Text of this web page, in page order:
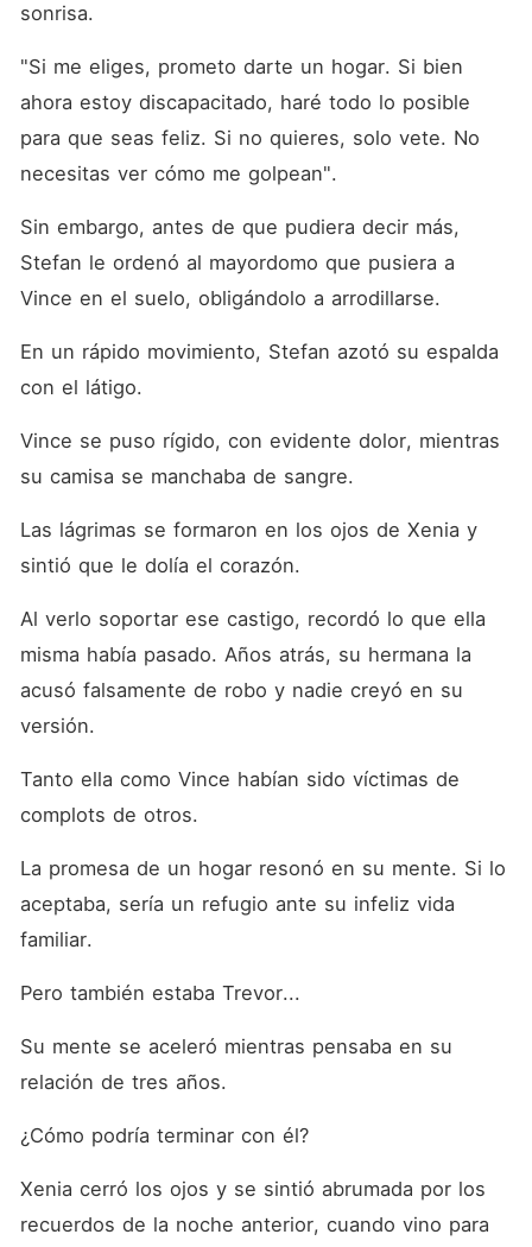
sonrisa.
"Si me eliges, prometo darte un hogar. Si bien
ahora estoy discapacitado, haré todo lo posible
para que seas feliz. Si no quieres, solo vete. No
necesitas ver cómo me golpean".
Sin embargo, antes de que pudiera decir más,
Stefan le ordenó al mayordomo que pusiera a
Vince en el suelo, obligándolo a arrodillarse.
En un rápido movimiento, Stefan azotó su espalda
con el látigo.
Vince se puso rígido, con evidente dolor, mientras
su camisa se manchaba de sangre.
Las lágrimas se formaron en los ojos de Xenia y
sintió que le dolía el corazón.
Al verlo soportar ese castigo, recordó lo que ella
misma había pasado. Años atrás, su hermana la
acusó falsamente de robo y nadie creyó en su
versión.
Tanto ella como Vince habían sido víctimas de
complots de otros.
La promesa de un hogar resonó en su mente. Si lo
aceptaba, sería un refugio ante su infeliz vida
familiar.
Pero también estaba Trevor...
Su mente se aceleró mientras pensaba en su
relación de tres años.
¿Cómo podría terminar con él?
Xenia cerró los ojos y se sintió abrumada por los
recuerdos de la noche anterior, cuando vino para